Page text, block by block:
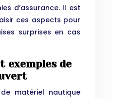
d’assurance. Il est
ces aspects pour
surprises en cas
exemples de
matériel nautique